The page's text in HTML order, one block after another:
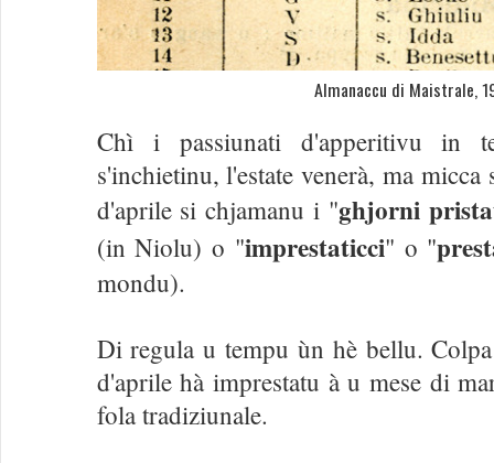
Almanaccu di Maistrale,
Chì i passiunati d'apperitivu in
s'inchietinu, l'estate venerà, ma
d'aprile si chjamanu i "ghjorni
(in Niolu) o "imprestaticci" o "
mondu).
Di regula u tempu ùn hè bellu.
d'aprile hà imprestatu à u mese di
fola tradiziunale.